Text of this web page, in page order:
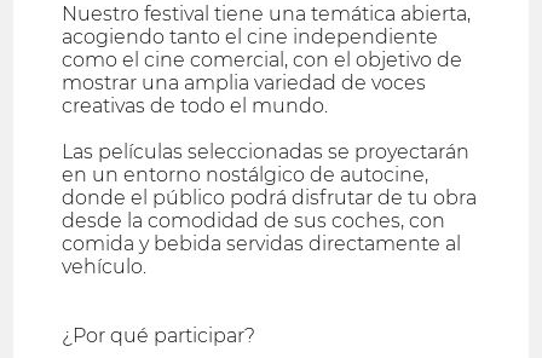
Nuestro festival tiene una temática abierta,
acogiendo tanto el cine independiente
como el cine comercial, con el objetivo de
mostrar una amplia variedad de voces
creativas de todo el mundo.
Las películas seleccionadas se proyectarán
en un entorno nostálgico de autocine,
donde el público podrá disfrutar de tu obra
desde la comodidad de sus coches, con
comida y bebida servidas directamente al
vehículo.
¿Por qué participar?